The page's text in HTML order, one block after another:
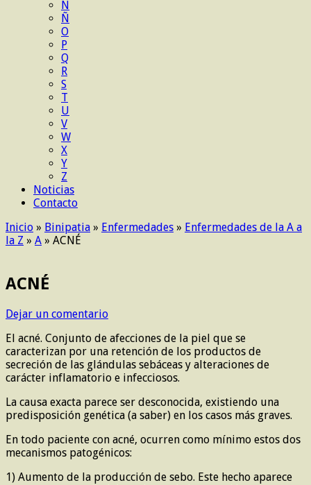
N
Ñ
O
P
Q
R
S
T
U
V
W
X
Y
Z
Noticias
Contacto
Inicio » Binipatia » Enfermedades » Enfermedades de la A a
la Z » A » ACNÉ
ACNÉ
Dejar un comentario
El acné. Conjunto de afecciones de la piel que se
caracterizan por una retención de los productos de
secreción de las glándulas sebáceas y alteraciones de
carácter inflamatorio e infecciosos.
La causa exacta parece ser desconocida, existiendo una
predisposición genética (a saber) en los casos más graves.
En todo paciente con acné, ocurren como mínimo estos dos
mecanismos patogénicos:
1) Aumento de la producción de sebo. Este hecho aparece